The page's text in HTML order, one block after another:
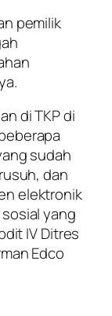
pemilik
di TKP di
sudah
dan
elektronik
yang
IV Ditres
Edco